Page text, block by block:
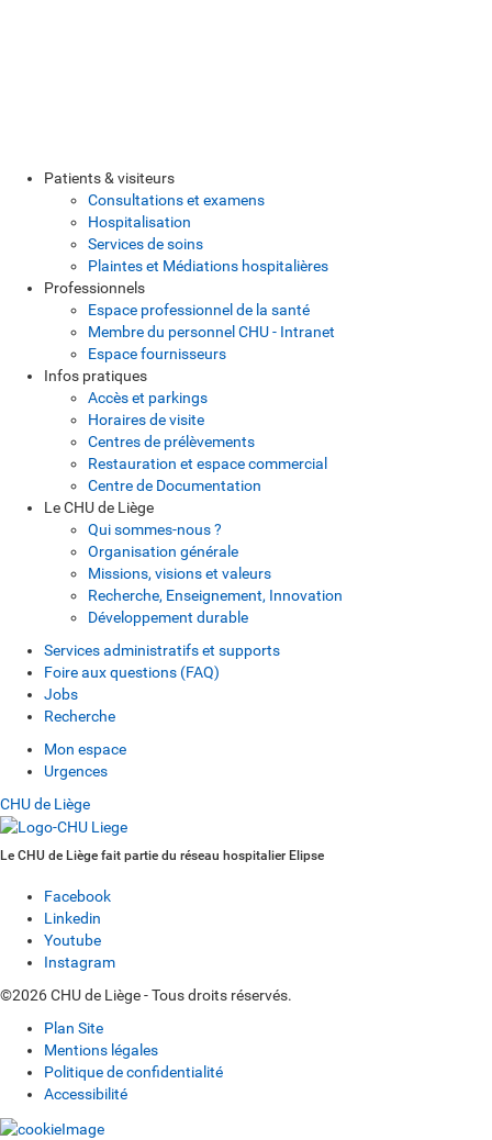
Patients & visiteurs
Consultations et examens
Hospitalisation
Services de soins
Plaintes et Médiations hospitalières
Professionnels
Espace professionnel de la santé
Membre du personnel CHU - Intranet
Espace fournisseurs
Infos pratiques
Accès et parkings
Horaires de visite
Centres de prélèvements
Restauration et espace commercial
Centre de Documentation
Le CHU de Liège
Qui sommes-nous ?
Organisation générale
Missions, visions et valeurs
Recherche, Enseignement, Innovation
Développement durable
Services administratifs et supports
Foire aux questions (FAQ)
Jobs
Recherche
Mon espace
Urgences
CHU de Liège
Le CHU de Liège fait partie du réseau hospitalier Elipse
Facebook
Linkedin
Youtube
Instagram
©2026 CHU de Liège - Tous droits réservés.
Plan Site
Mentions légales
Politique de confidentialité
Accessibilité